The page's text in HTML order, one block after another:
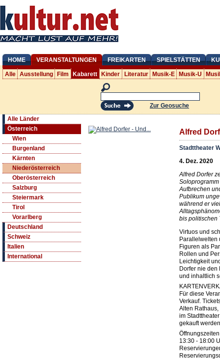
HOME VERANSTALTUNGEN FREIKARTEN SPIELSTÄTTEN
Alle Ausstellung Film Kabarett Kinder Literatur Musik-E Musik-U
Zur Geosuche
Alle Länder
Österreich
Wien
Burgenland
Kärnten
Niederösterreich
Oberösterreich
Salzburg
Steiermark
Tirol
Vorarlberg
Deutschland
Schweiz
Italien
International
Alfred
Stadttheater
4. Dez. 2020
Alfred Dorfer
Aufbrechen
Publikum
während er
bis politischen
Virtuos und
Parallelwelten
Figuren als
Rollen und
Leichtigkeit
Dorfer nie den
und inhaltlich
Für diese
Verkauf.
Alten
im
gekauft
13:30 - 18:00